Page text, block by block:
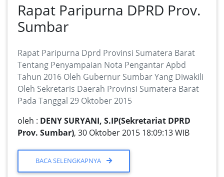
Rapat Paripurna DPRD Prov.
Sumbar
Rapat Paripurna Dprd Provinsi Sumatera Barat
Tentang Penyampaian Nota Pengantar Apbd
Tahun 2016 Oleh Gubernur Sumbar Yang Diwakili
Oleh Sekretaris Daerah Provinsi Sumatera Barat
Pada Tanggal 29 Oktober 2015
oleh : DENY SURYANI, S.IP(Sekretariat DPRD
Prov. Sumbar), 30 Oktober 2015 18:09:13 WIB
BACA SELENGKAPNYA